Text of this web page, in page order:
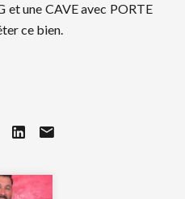
et une CAVE avec PORTE
ce bien.